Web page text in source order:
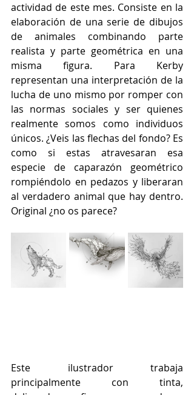
actividad de este mes. Consiste en la
elaboración de una serie de dibujos
de animales combinando parte
realista y parte geométrica en una
misma figura. Para Kerby
representan una interpretación de la
lucha de uno mismo por romper con
las normas sociales y ser quienes
realmente somos como individuos
únicos. ¿Veis las flechas del fondo? Es
como si estas atravesaran esa
especie de caparazón geométrico
rompiéndolo en pedazos y liberaran
al verdadero animal que hay dentro.
Original ¿no os parece?
Este ilustrador trabaja
principalmente con tinta,